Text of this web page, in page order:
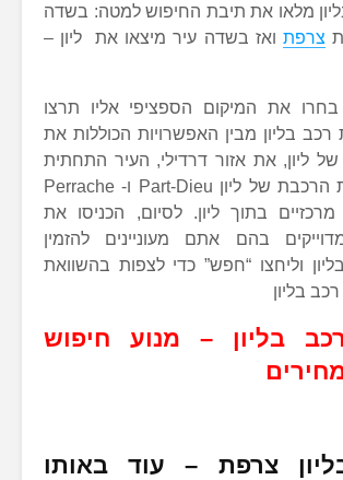
מלאו את תיבת החיפוש למטה: בשדה
צרפת ואז בשדה עיר מיצאו את ליון –
את המיקום הספציפי אליו תרצו
רכב בליון מבין האפשרויות הכוללות את
ליון, את אזור דרדילי, העיר התחתית
של ליון, תחנות הרכבת של ליון Part-Dieu ו- Perrache
מרכזיים בתוך ליון. לסיום, הכניסו את
בהם אתם מעוניינים להזמין
וליחצו “חפש” כדי לצפות בהשוואת
בליון
בליון – מנוע חיפוש
צרפת – עוד באותו